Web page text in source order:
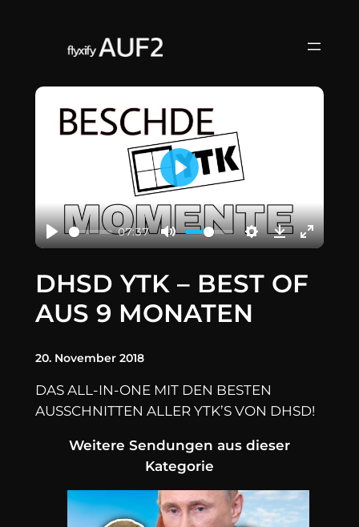
springen
07:37
Play
DHSD YTK – BEST OF
AUS 9 MONATEN
20. November 2018
DAS ALL-IN-ONE MIT DEN BESTEN
AUSSCHNITTEN ALLER YTK’S VON DHSD!
Weitere Sendungen aus dieser
Kategorie